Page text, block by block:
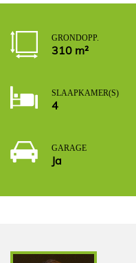
GROND OPP.
310 m²
SLAAPKAMER(S)
4
GARAGE
Ja